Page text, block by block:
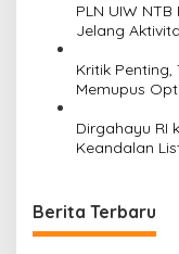
PLN UIW
Jelang
Kritik
Memupus
Dirgahayu RI
Keandalan
Berita Terbaru